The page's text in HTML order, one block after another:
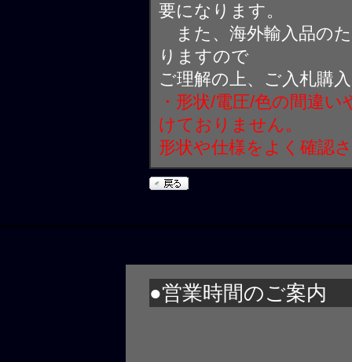
要になります。
また、海外輸入品の
りますので
ご理解の上、ご入札購
・形状/電圧/色の間違
けておりません。
形状や仕様をよく確認
●営業時間のご案内